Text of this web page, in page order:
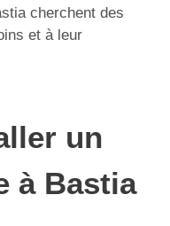
cherchent des
et à leur
un
à Bastia